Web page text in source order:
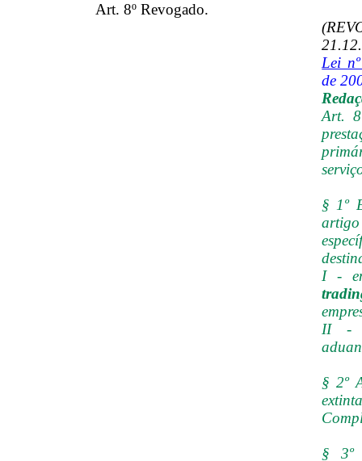
Art. 8º Revogado.
Lei
de
Art.
§ 1º
I -
II -
§ 2º
§ 3º